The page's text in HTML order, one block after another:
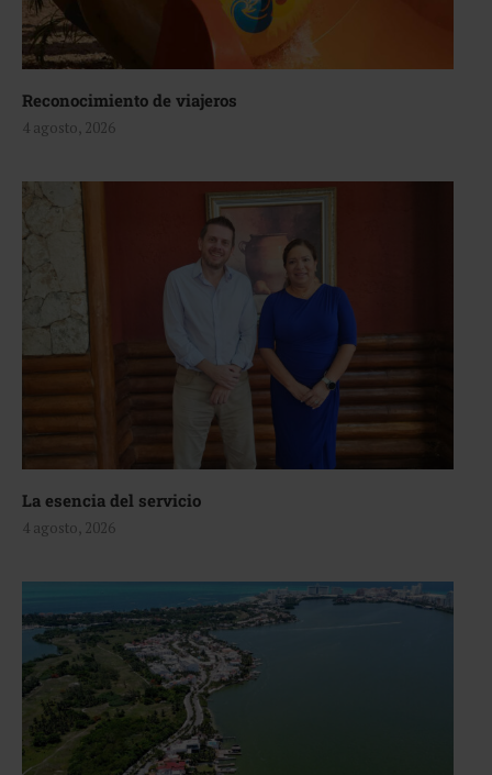
Reconocimiento de viajeros
4 agosto, 2026
La esencia del servicio
4 agosto, 2026